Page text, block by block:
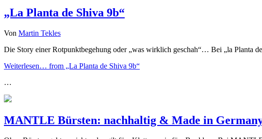
„La Planta de Shiva 9b“
Von Martin Tekles
Die Story einer Rotpunktbegehung oder „was wirklich geschah“… Bei „la Planta
Weiterlesen… from „La Planta de Shiva 9b“
…
MANTLE Bürsten: nachhaltig & Made in